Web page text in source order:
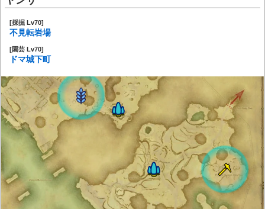
[採掘 Lv70]
不見転岩場
[園芸 Lv70]
ドマ城下町